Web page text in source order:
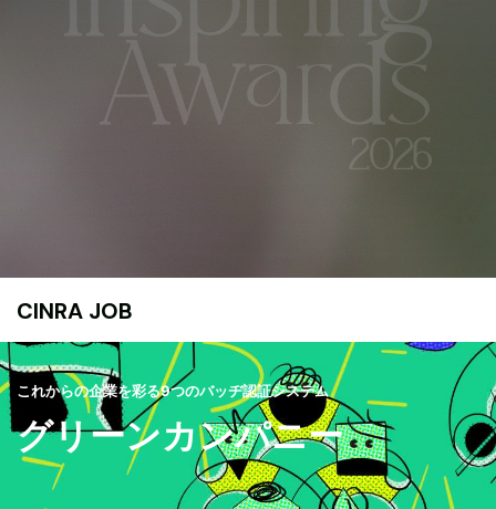
CINRA JOB
これからの企業を彩る9つのバッヂ認証システム
グリーンカンパニー